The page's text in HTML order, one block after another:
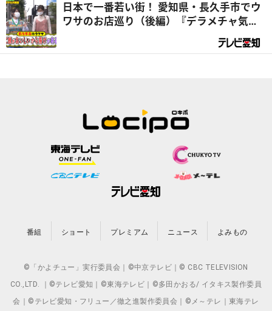
日本で一番若い街！ 愛知県・長久手市でウ
ワサのお店巡り（後編）『デラメチャ気に
番組 ショート プレミアム ニュース よみもの
©「かよチュー」実行委員会｜©中京テレビ｜© CBC TELEVISION
CO.,LTD. ｜©テレビ愛知｜©東海テレビ｜©多田かおる/ イタキス製作委員
会｜©テレビ愛知・フリュー／徹之進製作委員会｜©メ～テレ｜東海テレ